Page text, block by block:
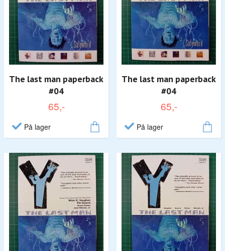
The last man paperback
#04
65,-
På lager
The last man paperback
#04
65,-
På lager